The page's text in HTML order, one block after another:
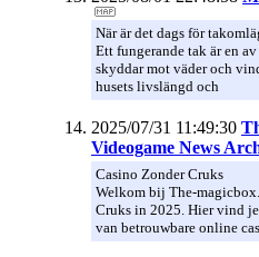
När är det dags för
Ett fungerande tak är en
skyddar mot väder och
husets livslängd och
2025/07/31 11:49:30
Videogame News
Casino Zonder Cruks
Welkom bij The-
Cruks in 2025. Hier vind
van betrouwbare online